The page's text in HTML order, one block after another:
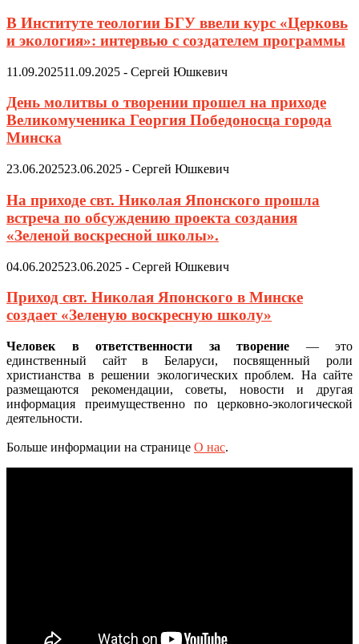
В Институте теологии БГУ ввели курс «Церковь
и экология»: интервью с создателем программы
11.09.202511.09.2025 - Сергей Юшкевич
День молитвы о творении прошел на приходе
Великомученика Георгия Победоносца города
Минска
23.06.202523.06.2025 - Сергей Юшкевич
На приходе свт. Николая Японского прошла
встреча по обсуждению проекта создания
«Зеленой воскресной школы».
04.06.202523.06.2025 - Сергей Юшкевич
Приход свт. Николая Японского в Минске
создает «Зеленую воскресную школу»
Человек в ответственности за творение — это
единственный сайт в Беларуси, посвященный роли
христианства в решении экологических проблем. На сайте
размещаются рекомендации, советы, новости и другая
информация преимущественно по церковно-экологической
деятельности.
Больше информации на странице О нас.